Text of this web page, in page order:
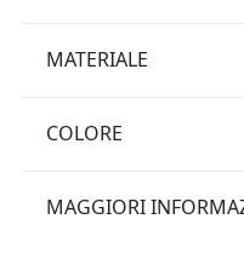
MATERIALE
COLORE
MAGGIORI